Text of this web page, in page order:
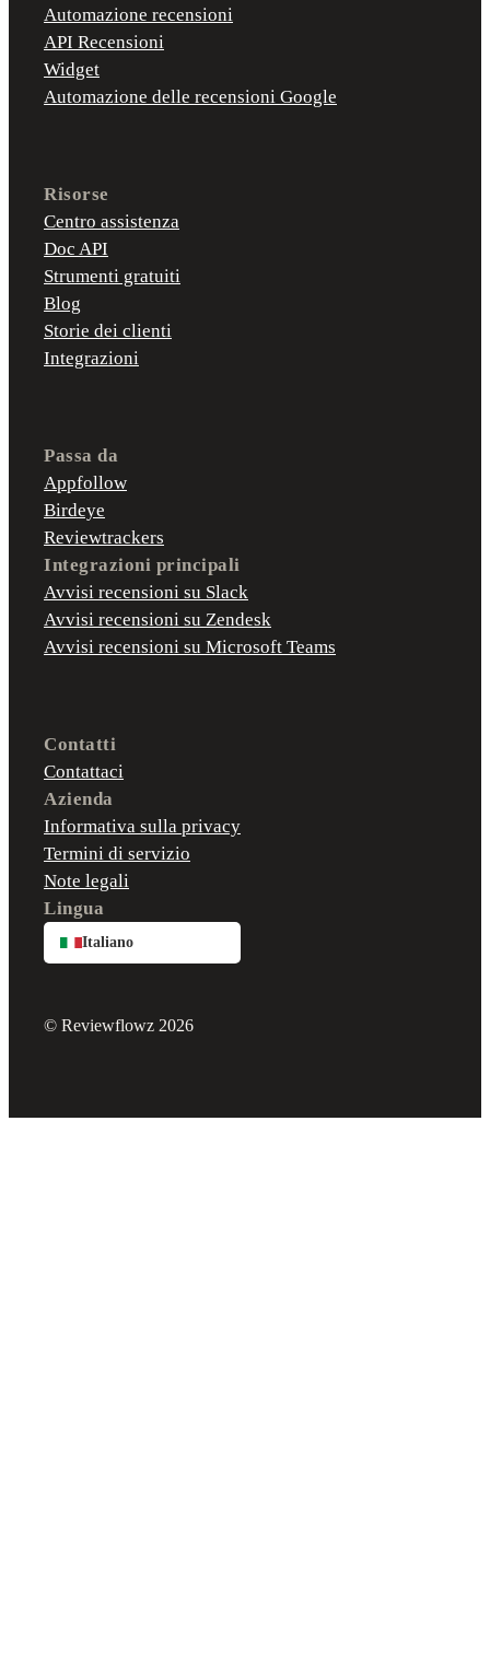
Automazione recensioni
API Recensioni
Widget
Automazione delle recensioni Google
Risorse
Centro assistenza
Doc API
Strumenti gratuiti
Blog
Storie dei clienti
Integrazioni
Passa da
Appfollow
Birdeye
Reviewtrackers
Integrazioni principali
Avvisi recensioni su Slack
Avvisi recensioni su Zendesk
Avvisi recensioni su Microsoft Teams
Contatti
Contattaci
Azienda
Informativa sulla privacy
Termini di servizio
Note legali
Lingua
Italiano
© Reviewflowz 2026